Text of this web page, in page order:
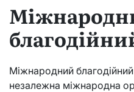
Міжнародний
незалежна міжнародна